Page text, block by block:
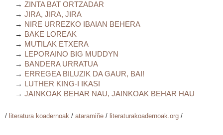
→ ZINTA BAT ORTZADAR
→ JIRA, JIRA, JIRA
→ NIRE URREZKO IBAIAN BEHERA
→ BAKE LOREAK
→ MUTILAK ETXERA
→
LEPORAINO BIG MUDDYN
→ BANDERA URRATUA
→ ERREGEA BILUZIK DA GAUR, BAI!
→
LUTHER KING-I IKASI
→ JAINKOAK BEHAR NAU, JAINKOAK BEHAR HAU
/ literatura koadernoak / ataramiñe / literaturakoadernoak.org /